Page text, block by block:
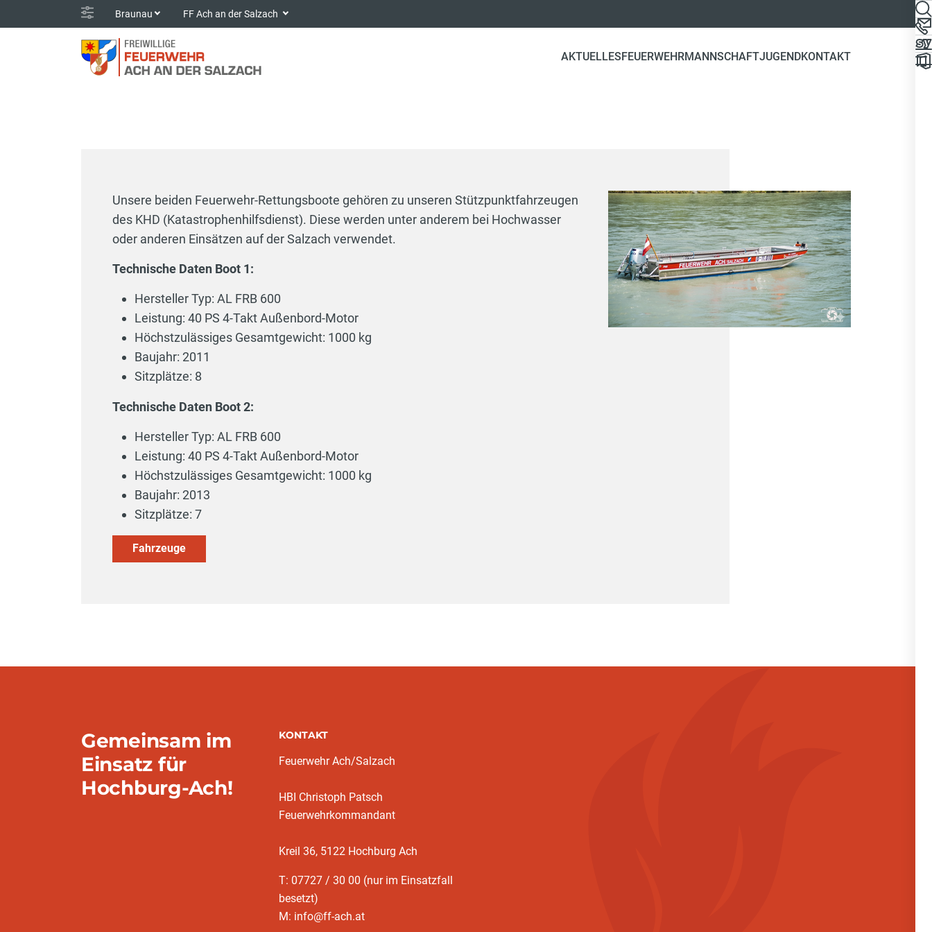
Braunau FF Ach an der Salzach
AKTUELLES FEUERWEHRMANNSCHAFTJUGENDKONTAKT
Unsere beiden Feuerwehr-Rettungsboote gehören zu unseren Stützpunktfahrzeugen
des KHD (Katastrophenhilfsdienst). Diese werden unter anderem bei Hochwasser
oder anderen Einsätzen auf der Salzach verwendet.
Technische Daten Boot 1:
Hersteller Typ: AL FRB 600
Leistung: 40 PS 4-Takt Außenbord-Motor
Höchstzulässiges Gesamtgewicht: 1000 kg
Baujahr: 2011
Sitzplätze: 8
Technische Daten Boot 2:
Hersteller Typ: AL FRB 600
Leistung: 40 PS 4-Takt Außenbord-Motor
Höchstzulässiges Gesamtgewicht: 1000 kg
Baujahr: 2013
Sitzplätze: 7
Fahrzeuge
Gemeinsam im
Einsatz für
Hochburg-Ach!
KONTAKT
Feuerwehr Ach/Salzach
HBI Christoph Patsch
Feuerwehrkommandant
Kreil 36, 5122 Hochburg Ach
T: 07727 / 30 00 (nur im Einsatzfall
besetzt)
M: info@ff-ach.at